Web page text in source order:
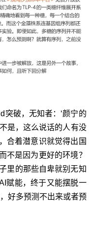
突破，无知者：‘颜宁的
是，这么说话的人有没
合着潜意识就觉得出国
不是因为更好的环境？
里的那些自卑就别无知
赋能，终于又能摆脱一
好多预测不出来或者预